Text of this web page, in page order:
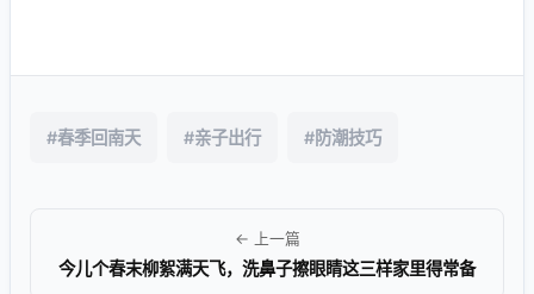
#春季回南天 #亲子出行 #防潮技巧
← 上一篇
今儿个春末柳絮满天飞，洗鼻子擦眼睛这三样家里得常备